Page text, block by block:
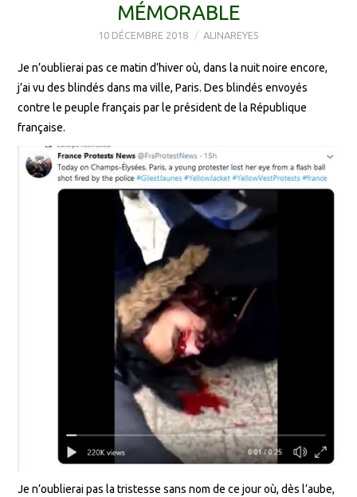
MÉMORABLE
10 DÉCEMBRE 2018 ALINAREYES
Je n’oublierai pas ce matin d’hiver où, dans la nuit noire encore,
j’ai vu des blindés dans ma ville, Paris. Des blindés envoyés
contre le peuple français par le président de la République
française.
Je n’oublierai pas la tristesse sans nom de ce jour où, dès l’aube,